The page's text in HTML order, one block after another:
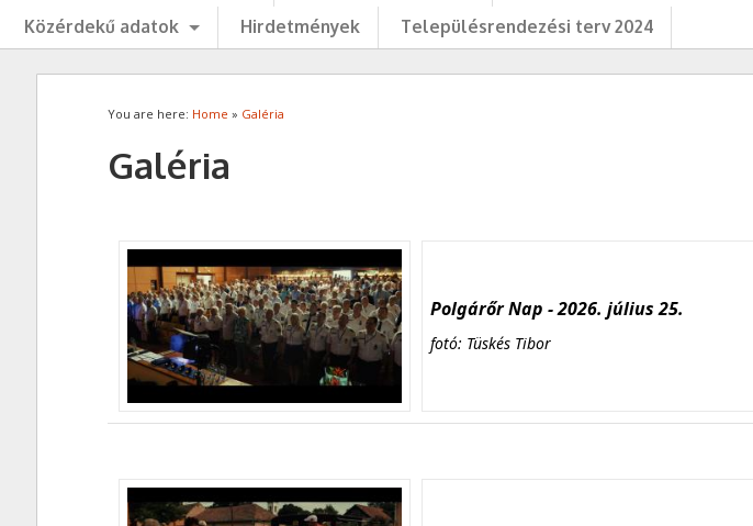
Közérdekű adatok
Hirdetmények Településrendezési terv 2024
You are here: Home » Galéria
Galéria
Polgárőr Nap - 2026. július 25.
fotó: Tüskés Tibor